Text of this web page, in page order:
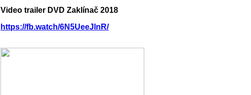
Video trailer DVD Zaklínač 2018
https://fb.watch/6N5UeeJlnR/